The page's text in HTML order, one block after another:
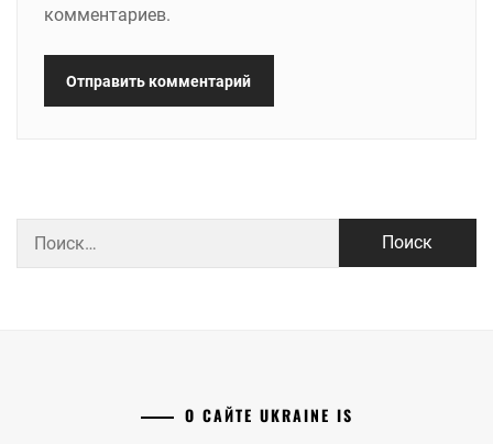
комментариев.
О САЙТЕ UKRAINE IS